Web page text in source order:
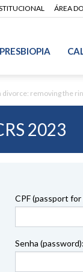
ÁREA
divorce: removing the
2023
CPF (passport
Senha (password):